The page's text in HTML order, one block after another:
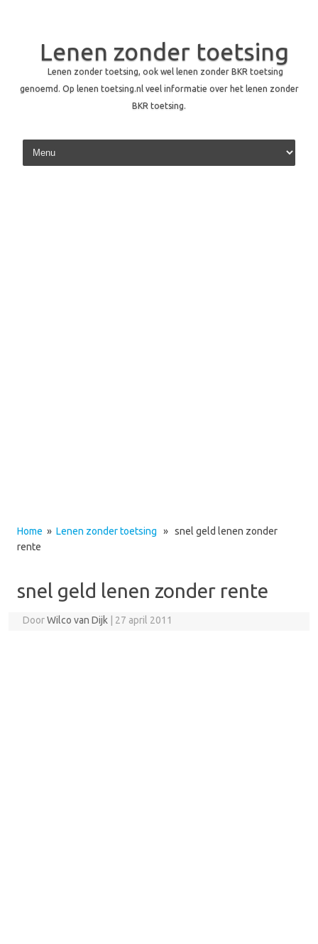
Lenen zonder toetsing
Lenen zonder toetsing, ook wel lenen zonder BKR toetsing
genoemd. Op lenen toetsing.nl veel informatie over het lenen zonder
BKR toetsing.
Skip to content
Home » Lenen zonder toetsing » snel geld lenen zonder
rente
snel geld lenen zonder rente
DoorWilco van Dijk 27 april 2011